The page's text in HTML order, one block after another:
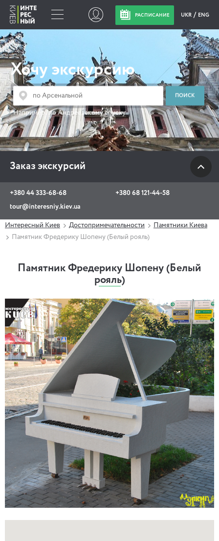
РАСПИСАНИЕ UKR ENG
Хочу экскурсию
Например:по Андреевскому спуску
Заказ экскурсий
+380 44 333-68-68
+380 68 121-44-58
tour@interesniy.kiev.ua
Заказ экскурсий
+380 44 333-68-68
+380 68 121-44-58
tour@interesniy.kiev.ua
с 10.00 до 19:30 ежедневно
Интересный Киев Достопримечательности
Памятники Киева
Памятник Фредерику Шопену (Белый рояль)
Памятник Фредерику Шопену (Белый
рояль)